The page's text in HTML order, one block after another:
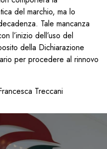
del marchio, ma lo
Tale mancanza
l’inizio dell’uso del
della Dichiarazione
per procedere al rinnovo
Treccani